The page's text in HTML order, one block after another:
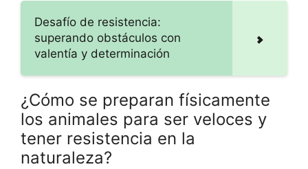
Desafío de resistencia:
superando obstáculos con
valentía y determinación
¿Cómo se preparan físicamente
los animales para ser veloces y
tener resistencia en la
naturaleza?